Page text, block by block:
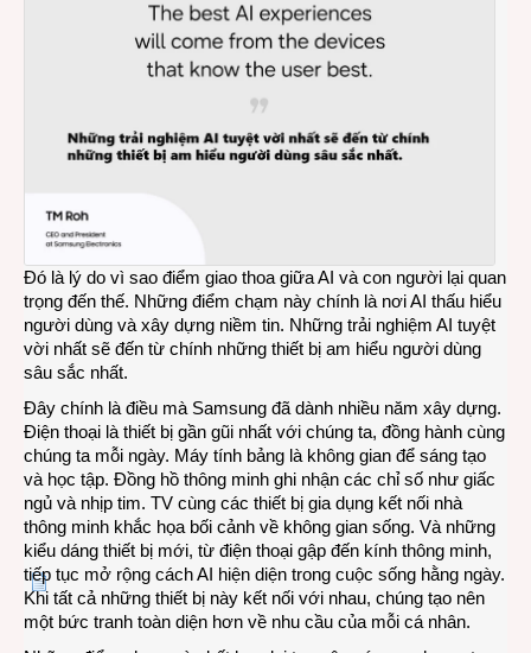
Đó là lý do vì sao điểm giao thoa giữa AI và con người lại quan
trọng đến thế. Những điểm chạm này chính là nơi AI thấu hiểu
người dùng và xây dựng niềm tin. Những trải nghiệm AI tuyệt
vời nhất sẽ đến từ chính những thiết bị am hiểu người dùng
sâu sắc nhất.
Đây chính là điều mà Samsung đã dành nhiều năm xây dựng.
Điện thoại là thiết bị gần gũi nhất với chúng ta, đồng hành cùng
chúng ta mỗi ngày. Máy tính bảng là không gian để sáng tạo
và học tập. Đồng hồ thông minh ghi nhận các chỉ số như giấc
ngủ và nhịp tim. TV cùng các thiết bị gia dụng kết nối nhà
thông minh khắc họa bối cảnh về không gian sống. Và những
kiểu dáng thiết bị mới, từ điện thoại gập đến kính thông minh,
tiếp tục mở rộng cách AI hiện diện trong cuộc sống hằng ngày.
Khi tất cả những thiết bị này kết nối với nhau, chúng tạo nên
một bức tranh toàn diện hơn về nhu cầu của mỗi cá nhân.